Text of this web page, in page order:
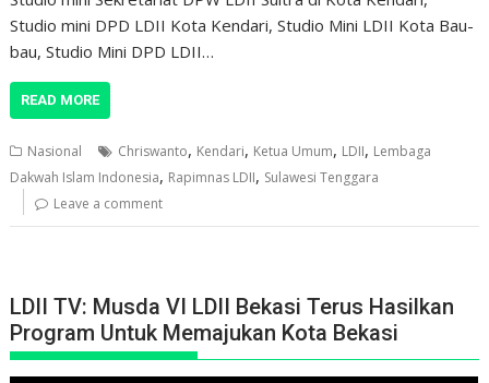
Studio mini DPD LDII Kota Kendari, Studio Mini LDII Kota Bau-
bau, Studio Mini DPD LDII…
READ MORE
Nasional Chriswanto, Kendari, Ketua Umum, LDII, Lembaga
Dakwah Islam Indonesia, Rapimnas LDII, Sulawesi Tenggara
Leave a comment
LDII TV: Musda VI LDII Bekasi Terus Hasilkan
Program Untuk Memajukan Kota Bekasi